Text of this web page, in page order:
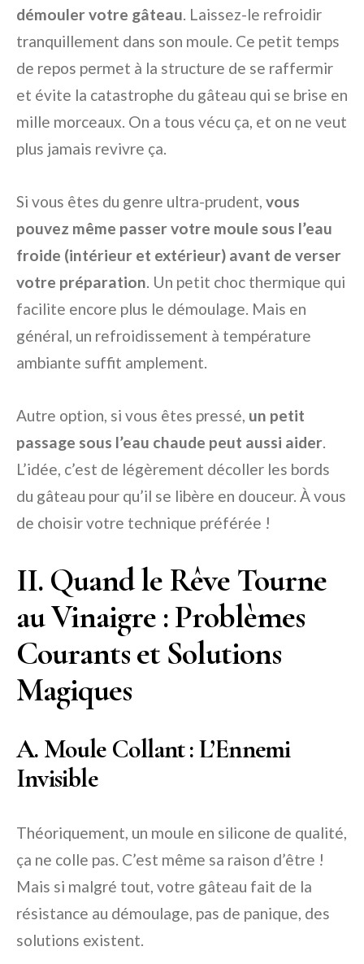
démouler votre gâteau . Laissez-le refroidir
tranquillement dans son moule. Ce petit temps
de repos permet à la structure de se raffermir
et évite la catastrophe du gâteau qui se brise en
mille morceaux. On a tous vécu ça, et on ne veut
plus jamais revivre ça.
Si vous êtes du genre ultra-prudent, vous
pouvez même passer votre moule sous l’eau
froide (intérieur et extérieur) avant de verser
votre préparation . Un petit choc thermique qui
facilite encore plus le démoulage. Mais en
général, un refroidissement à température
ambiante suffit amplement.
Autre option, si vous êtes pressé, un petit
passage sous l’eau chaude peut aussi aider
L’idée, c’est de légèrement décoller les bords
du gâteau pour qu’il se libère en douceur. À vous
de choisir votre technique préférée !
II. Quand le Rêve Tourne
au Vinaigre : Problèmes
Courants et Solutions
Magiques
A. Moule Collant : L’Ennemi
Invisible
Théoriquement, un moule en silicone de qualité,
ça ne colle pas. C’est même sa raison d’être !
Mais si malgré tout, votre gâteau fait de la
résistance au démoulage, pas de panique, des
solutions existent.